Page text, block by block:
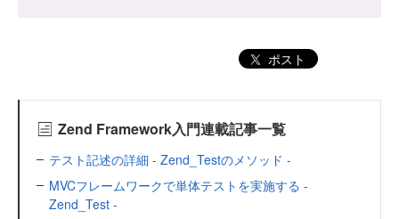
ポスト
Zend Framework入門連載記事一覧
テスト記述の詳細 - Zend_Testのメソッド -
MVCフレームワークで単体テストを実施する -
Zend_Test -